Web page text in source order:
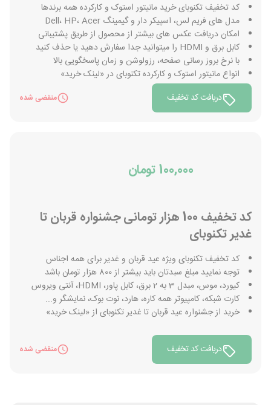
کد تخفیف تکنوبای خرید مانیتور استوک و کارکرده همه برندها
مدل های فریم لس، اسپیکر دار و گیمینگ Dell، HP، Acer
امکان دریافت عکس های بیشتر از محصول از طریق پشتیبانی
کابل برق و HDMI را میتوانید جدا سفارش دهید یا حذف کنید
با نرخ بروز رسانی صفحه، رزولوشن و زمان پاسخگویی بالا
انواع مانیتور استوک و کارکرده تکنوبای در «لینک خرید»
دریافت کد تخفیف
منقضی شده
100,000 تومان
کد تخفیف 100 هزار تومانی جشنواره قربان تا
غدیر تکنوبای
کد تخفیف تکنوبای ویژه عید قربان و غدیر برای همه اجناس
توجه نمایید مبلغ سبدتان باید بیشتر از 800 هزار تومان باشد
کیورد، موس، مبدل 3 به 2 برق، کابل پاور، HDMI، آنتی ویروس
کارت شبکه، کامپیوتر همه کاره، هارد، نوت بوک، نمایشگر و...
خرید از جشنواره عید قربان تا غدیر تکنوبای از «لینک خرید»
دریافت کد تخفیف منقضی شده